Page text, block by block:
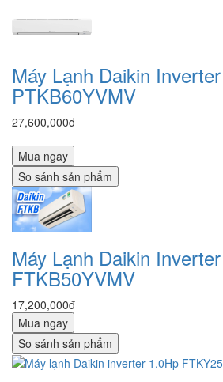
Máy Lạnh Daikin
PTKB60YVMV
27,600,000đ
Mua ngay
So sánh sản phẩm
Máy Lạnh Daikin
FTKB50YVMV
17,200,000đ
Mua ngay
So sánh sản phẩm